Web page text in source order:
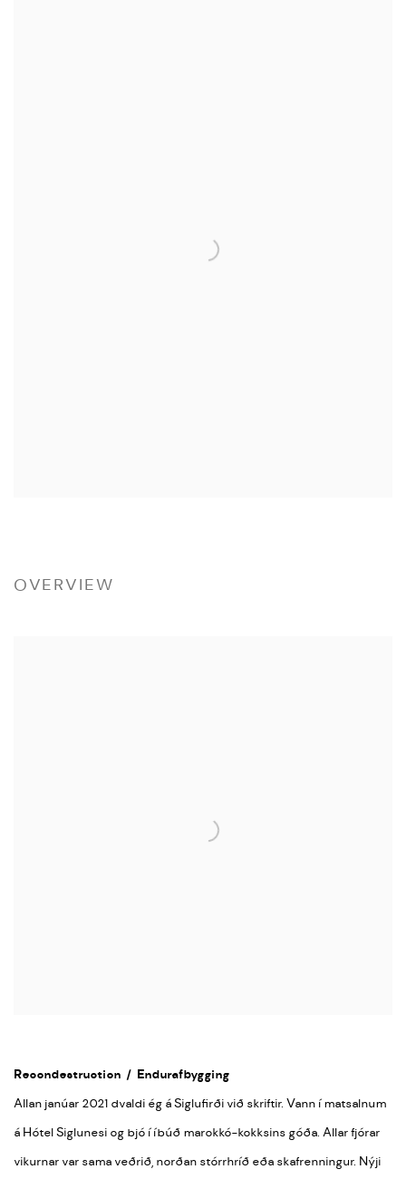
OVERVIEW
Recondestruction / Endurafbygging
Allan janúar 2021 dvaldi ég á Siglufirði við skriftir. Vann í matsalnum
á Hótel Siglunesi og bjó í íbúð marokkó-kokksins góða. Allar fjórar
vikurnar var sama veðrið, norðan stórrhríð eða skafrenningur. Nýji